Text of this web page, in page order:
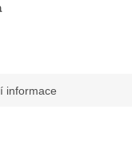
informace